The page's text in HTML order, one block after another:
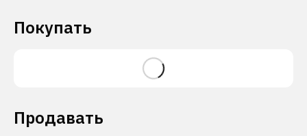
Покупать
Продавать